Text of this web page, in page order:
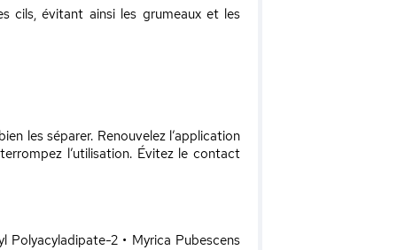
cils, évitant ainsi les grumeaux et les
les séparer. Renouvelez l’application
l’utilisation. Évitez le contact
Polyacyladipate-2 • Myrica Pubescens